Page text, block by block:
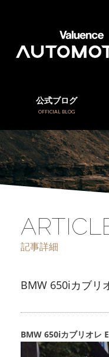
公式ブログ
OFFICIAL BLOG
記事詳細
BMW 650iカブリ
BMW 650iカブリオレ